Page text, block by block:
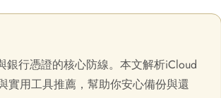
銀行憑證的核心防線。本文解析iCloud
實用工具推薦，幫助你安心備份與還